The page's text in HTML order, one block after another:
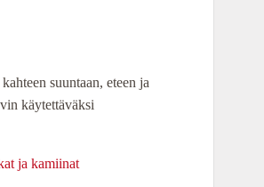
suuntaan, eteen ja
käytettäväksi
ja kamiinat